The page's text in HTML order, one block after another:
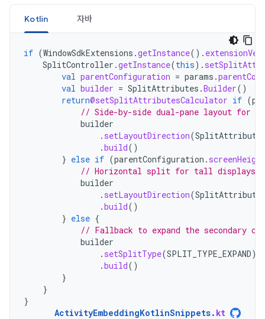
Kotlin 자바
if (WindowSdkExtensions .getInstance().
SplitController .getInstance(this).
val parentConfiguration = params .
val builder = SplitAttributes .Builder()
return@setSplitAttributesCalculator if (
// Side-by-side dual-pane layout for
builder
. setLayoutDirection(
.build()
} else if (parentConfiguration .
// Horizontal split for tall displays.
builder
. setLayoutDirection(
.build()
} else {
// Fallback to expand the secondary
builder
. setSplitType(SPLIT_TYPE_EXPAND)
.build()
}
}
}
ActivityEmbeddingKotlinSnippets. kt